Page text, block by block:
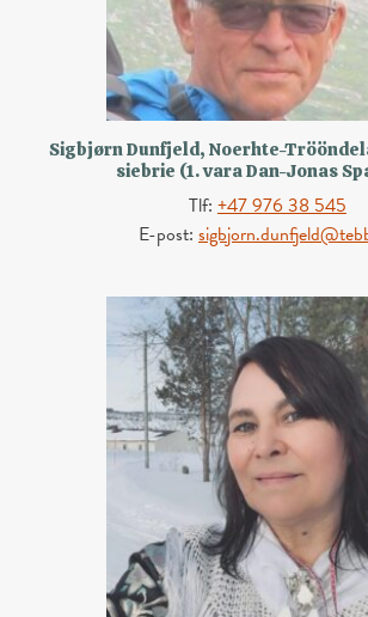
Sigbjørn Dunfjeld, Noerhte-
siebrie (1. vara Dan-Jonas
Tlf: +47 976 38 545
E-post: